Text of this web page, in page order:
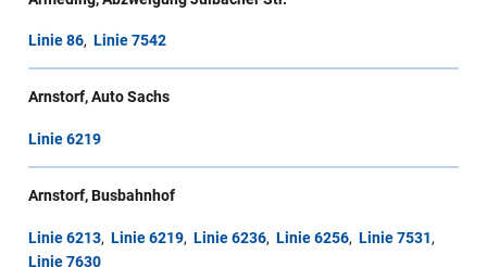
Linie 86,Linie 7542
Arnstorf, Auto Sachs
Linie 6219
Arnstorf, Busbahnhof
Linie 6213,Linie 6219,Linie 6236,Linie 6256,Linie 7531,
Linie 7630